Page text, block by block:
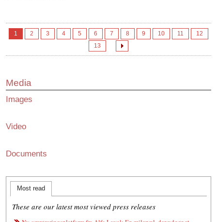
1 2 3 4 5 6 7 8 9 10 11
12
13
Media
Images
Video
Documents
Most read
These are our latest most viewed press releases